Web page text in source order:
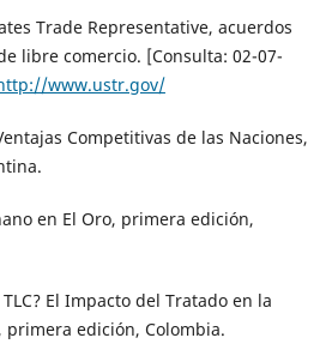
Trade Representative, acuerdos
libre comercio. [Consulta: 02-07-
www.ustr.gov/
Competitivas de las Naciones,
en El Oro, primera edición,
TLC? El Impacto del Tratado en la
primera edición, Colombia.